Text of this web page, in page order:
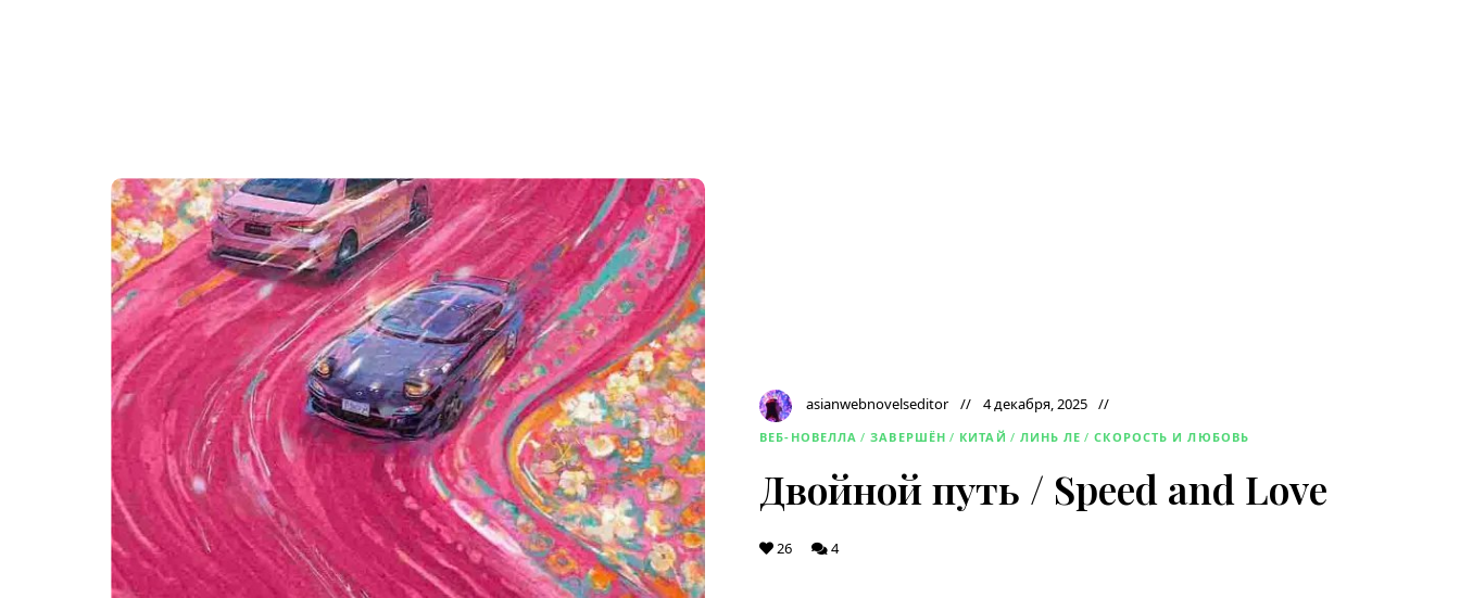
asianwebnovelseditor 4 декабря, 2025
ВЕБ-НОВЕЛЛА / ЗАВЕРШЁН / КИТАЙ / ЛИНЬ ЛЕ / СКОРОСТЬ И ЛЮБОВЬ
Двойной путь / Speed and Love
26 4